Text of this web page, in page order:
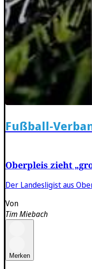
Fußball-
Oberpleis zieht
Der Landesligist aus
Von
Tim Miebach
Merken